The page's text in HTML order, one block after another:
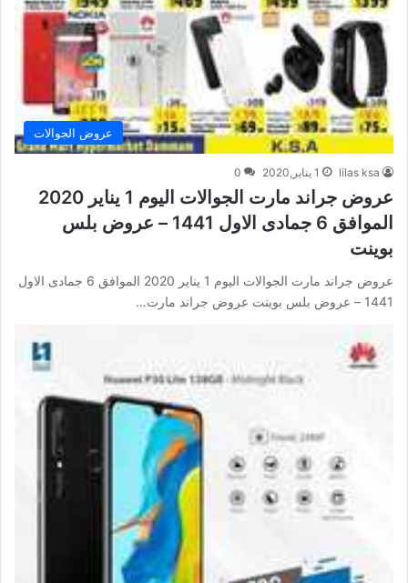
عروض الجوالات
lilas ksa 1 يناير,2020 0
عروض جراند مارت الجوالات اليوم 1 يناير 2020
الموافق 6 جمادى الاول 1441 – عروض بلس
بوينت
عروض جراند مارت الجوالات اليوم 1 يناير 2020 الموافق 6 جمادى الاول
1441 – عروض بلس بوينت عروض جراند مارت…